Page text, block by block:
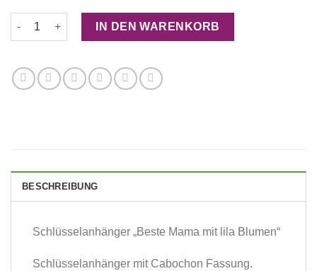
Schlüsselanhänger "Beste Mama mit lila Blumen" Menge
IN DEN WARENKORB
BESCHREIBUNG
Schlüsselanhänger „Beste Mama mit lila Blumen“
Schlüsselanhänger mit Cabochon Fassung.